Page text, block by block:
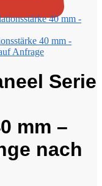
40 mm -
Anfrage
Serie
mm –
nach